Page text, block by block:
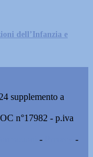
dell’Infanzia e
supplemento a
n°17982 - p.iva
-
-